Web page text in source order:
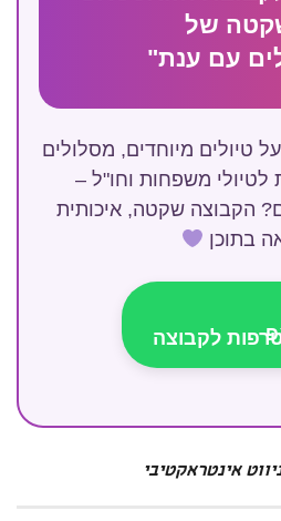
של
עם ענת"
טיולים מיוחדים, מסלולים
לטיולי משפחות וחו"ל –
הקבוצה שקטה, איכותית
בתוכן
לקבוצה
אינטראקטיבי